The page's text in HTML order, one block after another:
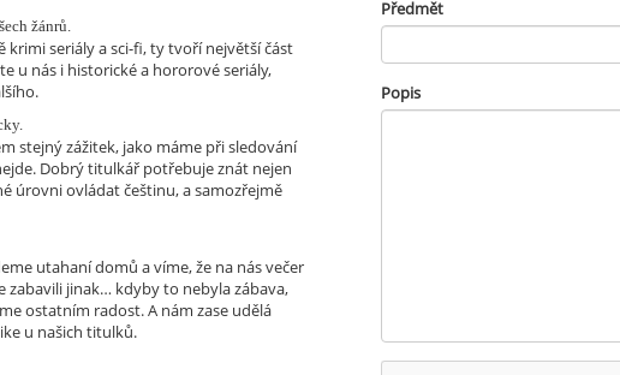
žánrů.
krimi seriály a sci-fi, ty tvoří největší část
u nás i historické a hororové seriály,
stejný zážitek, jako máme při sledování
Dobrý titulkář potřebuje znát nejen
úrovni ovládat češtinu, a samozřejmě
utahaní domů a víme, že na nás večer
zabavili jinak… kdyby to nebyla zábava,
ostatním radost. A nám zase udělá
u našich titulků.
Předmět
Popis